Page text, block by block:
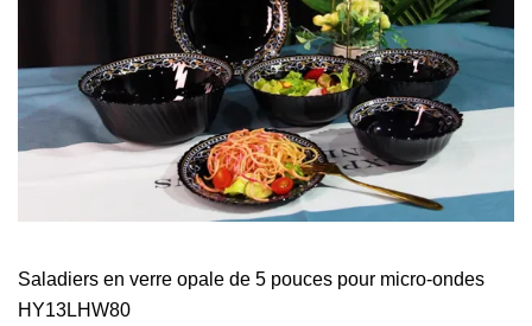
Saladiers en verre opale de 5 pouces pour micro-ondes
HY13LHW80